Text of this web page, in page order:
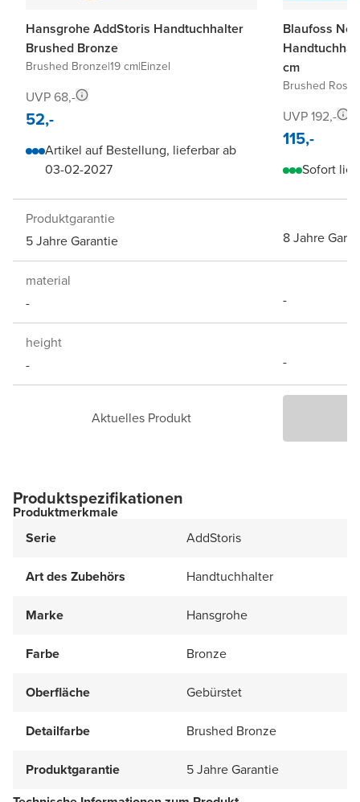
Hansgrohe AddStoris Handtuchhalter
Brushed Bronze
Brushed Bronze|19 cm|Einzel
UVP 68,-
52,-
Artikel auf Bestellung, lieferbar ab
03-02-2027
Blaufoss
cm
Brushed
UVP 192,-
115,-
Sofort
Produktgarantie
5 Jahre Garantie
8 Jahre
material
-
-
height
-
-
Aktuelles Produkt
Produktspezifikationen
Produktmerkmale
Serie
AddStoris
Art des Zubehörs Handtuchhalter
Marke Hansgrohe
Farbe Bronze
Oberfläche Gebürstet
Detailfarbe Brushed Bronze
Produktgarantie
5 Jahre Garantie